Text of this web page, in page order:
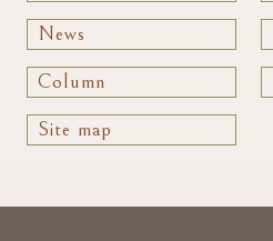
News
Column
Site map